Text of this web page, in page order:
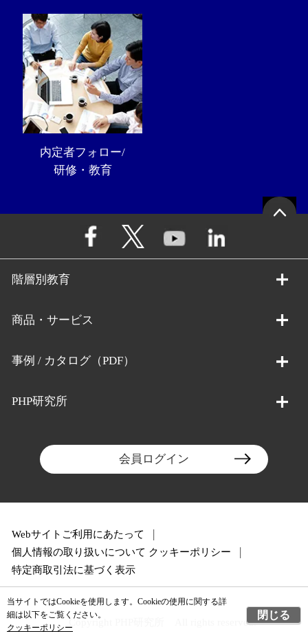
内定者フォロー/
研修・教育
階層別教育
商品・サービス
事例 / カタログ（PDF）
PHP研究所
会員ログイン
Webサイトご利用にあたって
個人情報の取り扱いについて クッキーポリシー
特定商取引法に基づく表示
Copyright PHP研究所 All rights reserved.
当サイトではCookieを使用します。Cookieの使用に関する詳
細は以下をご覧ください。
クッキーポリシー
閉じる